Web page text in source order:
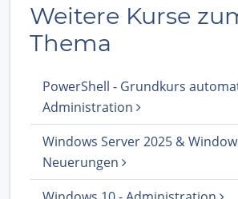
Weitere Kurse
Thema
PowerShell - Grundkurs
Administration
Windows Server 2025 &
Neuerungen